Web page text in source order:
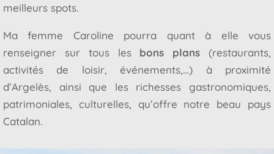
meilleurs spots.
Ma femme Caroline pourra quant à elle vous
renseigner sur tous les bons plans (restaurants,
activités de loisir, événements,…) à proximité
d’Argelès, ainsi que les richesses gastronomiques,
patrimoniales, culturelles, qu’offre notre beau pays
Catalan.